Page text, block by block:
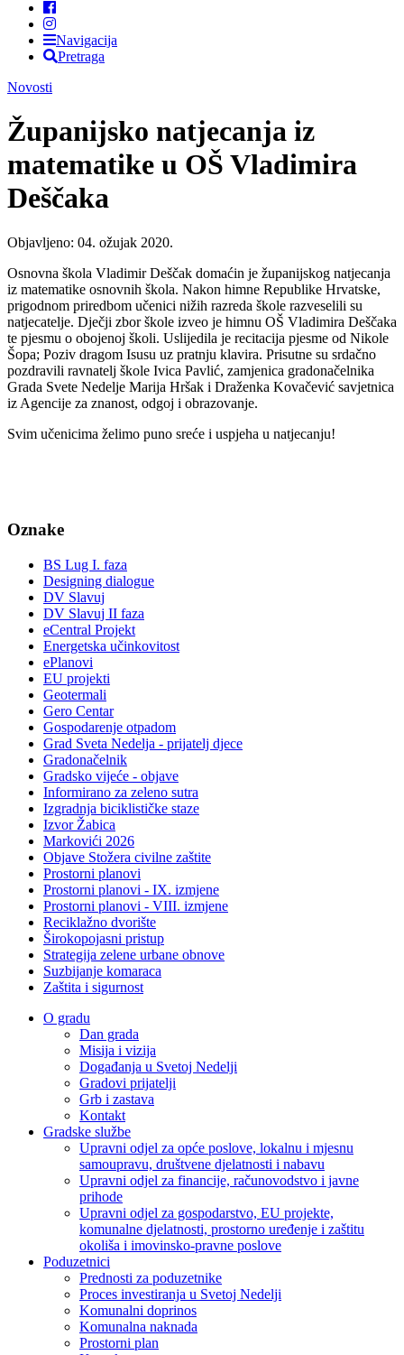
Navigacija
Pretraga
Novosti
Županijsko natjecanja iz
matematike u OŠ Vladimira
Deščaka
Objavljeno: 04. ožujak 2020.
Osnovna škola Vladimir Deščak domaćin je županijskog natjecanja
iz matematike osnovnih škola. Nakon himne Republike Hrvatske,
prigodnom priredbom učenici nižih razreda škole razveselili su
natjecatelje. Dječji zbor škole izveo je himnu OŠ Vladimira Deščaka
te pjesmu o obojenoj školi. Uslijedila je recitacija pjesme od Nikole
Šopa; Poziv dragom Isusu uz pratnju klavira. Prisutne su srdačno
pozdravili ravnatelj škole Ivica Pavlić, zamjenica gradonačelnika
Grada Svete Nedelje Marija Hršak i Draženka Kovačević savjetnica
iz Agencije za znanost, odgoj i obrazovanje.
Svim učenicima želimo puno sreće i uspjeha u natjecanju!
Oznake
BS Lug I. faza
Designing dialogue
DV Slavuj
DV Slavuj II faza
eCentral Projekt
Energetska učinkovitost
ePlanovi
EU projekti
Geotermali
Gero Centar
Gospodarenje otpadom
Grad Sveta Nedelja - prijatelj djece
Gradonačelnik
Gradsko vijeće - objave
Informirano za zeleno sutra
Izgradnja biciklističke staze
Izvor Žabica
Markovići 2026
Objave Stožera civilne zaštite
Prostorni planovi
Prostorni planovi - IX. izmjene
Prostorni planovi - VIII. izmjene
Reciklažno dvorište
Širokopojasni pristup
Strategija zelene urbane obnove
Suzbijanje komaraca
Zaštita i sigurnost
O gradu
Dan grada
Misija i vizija
Događanja u Svetoj Nedelji
Gradovi prijatelji
Grb i zastava
Kontakt
Gradske službe
Upravni odjel za opće poslove, lokalnu i mjesnu
samoupravu, društvene djelatnosti i nabavu
Upravni odjel za financije, računovodstvo i javne
prihode
Upravni odjel za gospodarstvo, EU projekte,
komunalne djelatnosti, prostorno uređenje i zaštitu
okoliša i imovinsko-pravne poslove
Poduzetnici
Prednosti za poduzetnike
Proces investiranja u Svetoj Nedelji
Komunalni doprinos
Komunalna naknada
Prostorni plan